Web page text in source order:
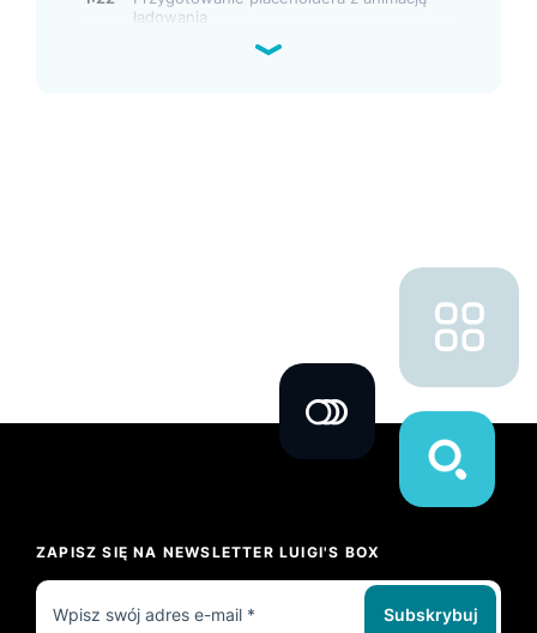
ładowania
ZAPISZ SIĘ NA NEWSLETTER LUIGI'S BOX
Subskrybuj